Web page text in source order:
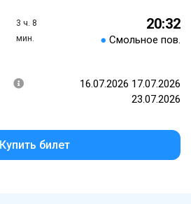
3 ч. 8
мин.
20:32
● Смольное пов.
16.07.2026 17.07.2026
23.07.2026
Купить билет